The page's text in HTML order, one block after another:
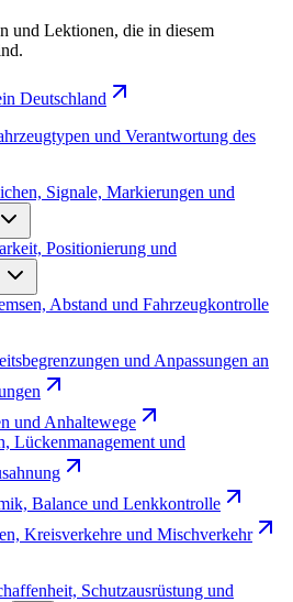
und Lektionen, die in diesem
Deutschland
und Verantwortung des
Signale, Markierungen und
Positionierung und
Abstand und Fahrzeugkontrolle
und Anpassungen an
und Anhaltewege
Lückenmanagement und
Balance und Lenkkontrolle
Kreisverkehre und Mischverkehr
Schutzausrüstung und